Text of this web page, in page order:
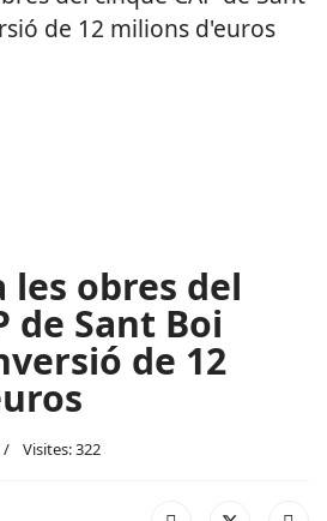
obres del
de Sant Boi
de 12
Visites: 322